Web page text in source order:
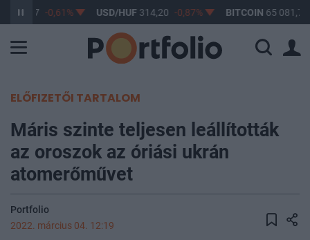
363,17 -0,61% USD/HUF314,20 -0,87% BITCOIN 65 081,78
ELŐFIZETŐI TARTALOM
Máris szinte teljesen leállították
az oroszok az óriási ukrán
atomerőművet
Portfolio
2022. március 04. 12:19